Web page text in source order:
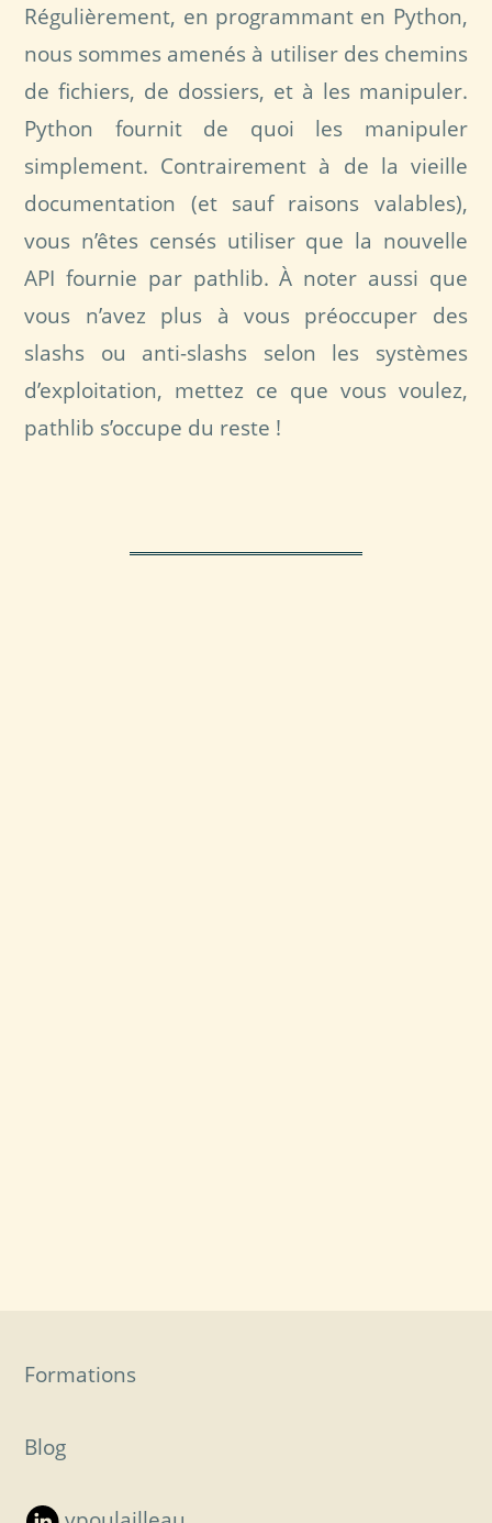
Régulièrement, en programmant en Python,
nous sommes amenés à utiliser des chemins
de fichiers, de dossiers, et à les manipuler.
Python fournit de quoi les manipuler
simplement. Contrairement à de la vieille
documentation (et sauf raisons valables),
vous n’êtes censés utiliser que la nouvelle
API fournie par pathlib. À noter aussi que
vous n’avez plus à vous préoccuper des
slashs ou anti-slashs selon les systèmes
d’exploitation, mettez ce que vous voulez,
pathlib s’occupe du reste !
Formations
Blog